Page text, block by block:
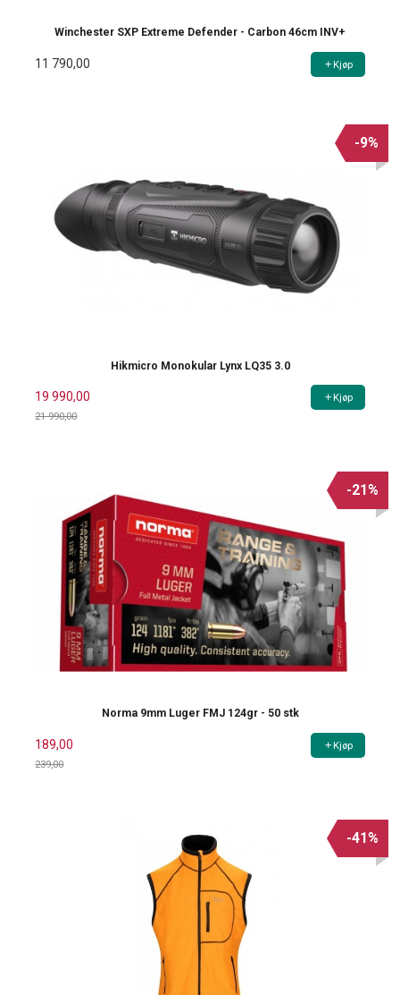
Winchester SXP Extreme Defender - Carbon 46cm INV+
11 790,00 Kjøp
Hikmicro Monokular Lynx LQ35 3.0
19 990,00
21 990,00
-9%
Kjøp
Norma 9mm Luger FMJ 124gr - 50 stk
189,00
239,00
-21%
Kjøp
-41%